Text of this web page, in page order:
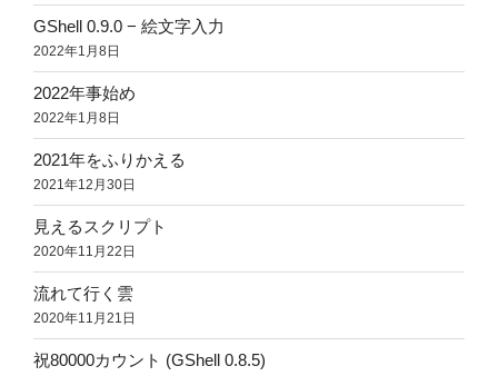
GShell 0.9.0 − 絵文字入力
2022年1月8日
2022年事始め
2022年1月8日
2021年をふりかえる
2021年12月30日
見えるスクリプト
2020年11月22日
流れて行く雲
2020年11月21日
祝80000カウント (GShell 0.8.5)